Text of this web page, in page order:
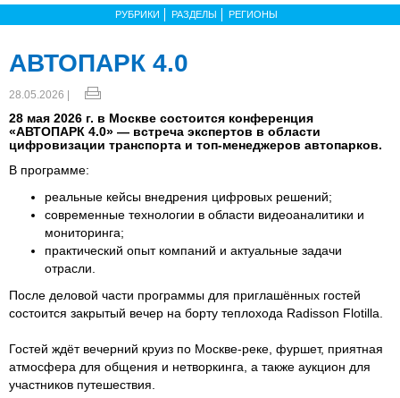
РУБРИКИ РАЗДЕЛЫ РЕГИОНЫ
АВТОПАРК 4.0
28.05.2026 |
28 мая 2026 г. в Москве состоится конференция
«АВТОПАРК 4.0» — встреча экспертов в области
цифровизации транспорта и топ-менеджеров автопарков.
В программе:
реальные кейсы внедрения цифровых решений;
современные технологии в области видеоаналитики и
мониторинга;
практический опыт компаний и актуальные задачи
отрасли.
После деловой части программы для приглашённых гостей
состоится закрытый вечер на борту теплохода Radisson Flotilla.
Гостей ждёт вечерний круиз по Москве-реке, фуршет, приятная
атмосфера для общения и нетворкинга, а также аукцион для
участников путешествия.